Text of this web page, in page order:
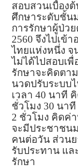
สอบสวนเบื้อง
ศึกษาระดับชั้น
การรักษาผู้ป่ว
2560 จึงไปเข้
ไทยแห่งหนึ่ง จ
ไม่ได้ไปสอบเ
รักษาจะคิดตา
นวดปรับระบบ
เวลา 40 นาที
ชั่วโมง 30 นา
2 ชั่วโมง คิดค่
จะมีประชาชน
คนต่อวัน ส่วน
รับประทาน แล
รักษา